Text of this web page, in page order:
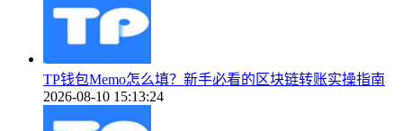
TP钱包Memo怎么填？新手必看的区块链转账实操指南
2026-08-10 15:13:24